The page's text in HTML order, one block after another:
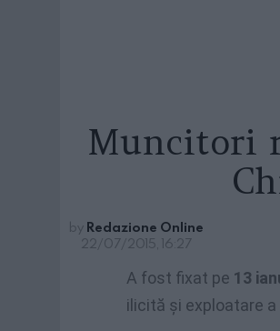
Muncitori
by Redazione Online
22/07/2015, 16:27
A fost fixat pe 13
ilicită și exploatare